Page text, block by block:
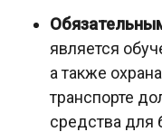
является
а также
транспорте
средства для